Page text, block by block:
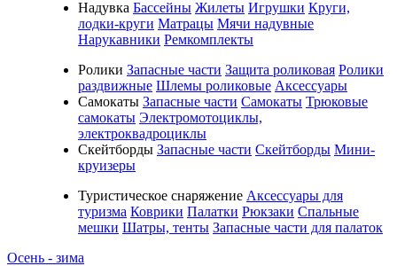
Надувка Бассейны Жилеты Игрушки Круги,
лодки-круги Матрацы Мячи надувные
Нарукавники Ремкомплекты
Ролики Запасные части Защита роликовая Ролики
раздвижные Шлемы роликовые Аксессуары
Самокаты Запасные части Самокаты Трюковые
самокаты Электромотоциклы,
электроквадроциклы
Скейтборды Запасные части Скейтборды Мини-
круизеры
Туристическое снаряжение Аксессуары для
туризма Коврики Палатки Рюкзаки Спальные
мешки Шатры, тенты Запасные части для палаток
Осень - зима